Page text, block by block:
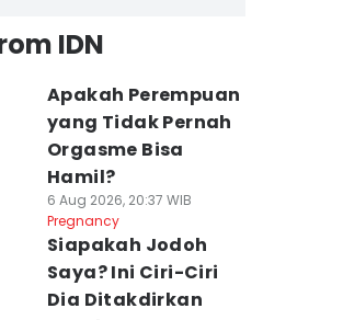
IDN
Apakah Perempuan
yang Tidak Pernah
Orgasme Bisa
Hamil?
6 Aug 2026, 20:37 WIB
Pregnancy
Siapakah Jodoh
Saya? Ini Ciri-Ciri
Dia Ditakdirkan